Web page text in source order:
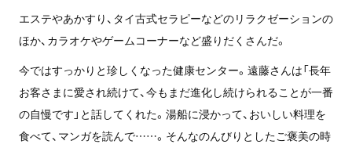
エステやあかすり、タイ古式セラピーなどのリラクゼーションの
ほか、カラオケやゲームコーナーなど盛りだくさんだ。
今ではすっかりと珍しくなった健康センター。遠藤さんは「長年
お客さまに愛され続けて、今もまだ進化し続けられることが一番
の自慢です」と話してくれた。湯船に浸かって、おいしい料理を
食べて、マンガを読んで……。そんなのんびりとしたご褒美の時